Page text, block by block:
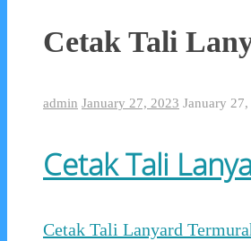
Cetak Tali
admin January 27, 2023 January
Cetak Tali
Cetak Tali Lanyard